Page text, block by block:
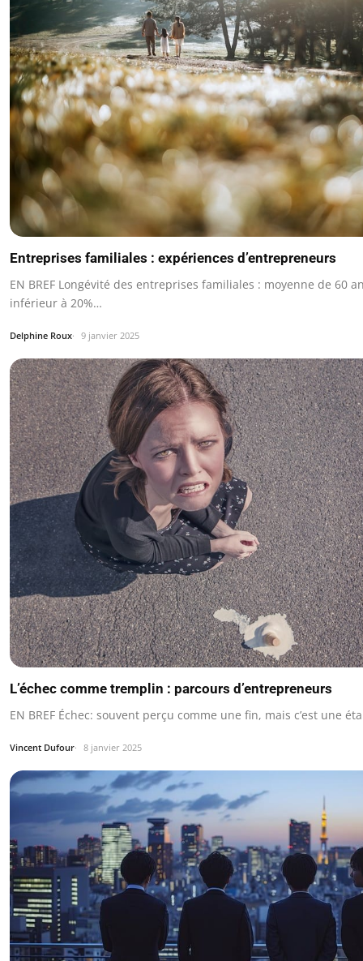
Entreprises familiales : expériences d’entrepreneurs
EN BREF Longévité des entreprises familiales : moyenne de 60
inférieur à 20%…
Delphine Roux 9 janvier 2025
L’échec comme tremplin : parcours d’entrepreneurs
EN BREF Échec: souvent perçu comme une fin, mais c’est une
Vincent Dufour 8 janvier 2025